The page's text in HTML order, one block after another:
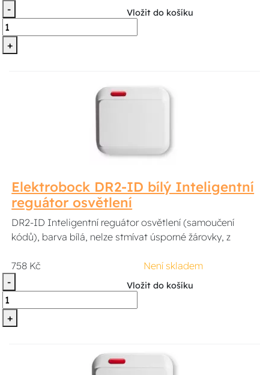
-
+
Vložit do košíku
Elektrobock DR2-ID bílý Inteligentní
reguátor osvětlení
DR2-ID Inteligentní reguátor osvětlení (samoučení
kódů), barva bílá, nelze stmívat úsporné žárovky, z
758 Kč
Není skladem
-
+
Vložit do košíku